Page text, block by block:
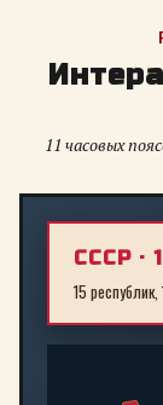
11 часовых
СССР ·
15